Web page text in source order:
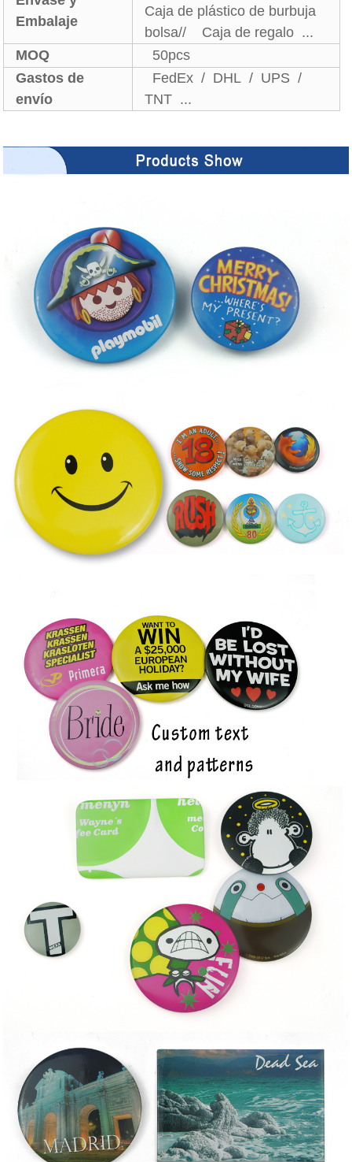
Embalaje
Caja de plástico de burbuja
bolsa// Caja de regalo ...
MOQ
50pcs
Gastos de
envío
FedEx / DHL / UPS /
TNT ...